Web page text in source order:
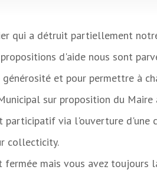
qui a détruit partiellement
d'aide nous sont
et pour permettre à
sur proposition du
participatif via l'ouverture d'une
collecticity.
mais vous avez toujours